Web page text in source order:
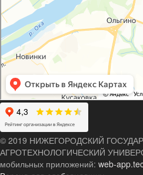
© 2019 НИЖЕГОРОДСКИЙ
АГРОТЕХНОЛОГИЧЕСКИЙ
мобильных приложений: web-